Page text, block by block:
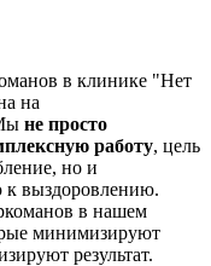
в клинике "Нет
на
не просто
работу, цель
но и
к выздоровлению.
в нашем
минимизируют
результат.